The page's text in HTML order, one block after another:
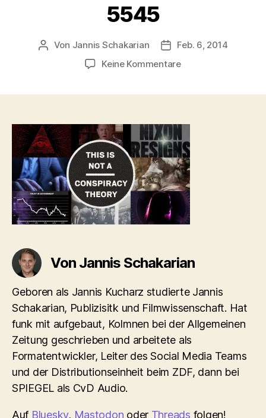
5545
Beitragsautor
Von Jannis Schakarian
Feb. 6, 2014
Keine Kommentarezu
Von Jannis Schakarian
Geboren als Jannis Kucharz studierte Jannis
Schakarian, Publizisitk und Filmwissenschaft. Hat
funk mit aufgebaut, Kolmnen bei der Allgemeinen
Zeitung geschrieben und arbeitete als
Formatentwickler, Leiter des Social Media Teams
und der Distributionseinheit beim ZDF, dann bei
SPIEGEL als CvD Audio.
Auf Bluesky, Mastodon oder Threads folgen!